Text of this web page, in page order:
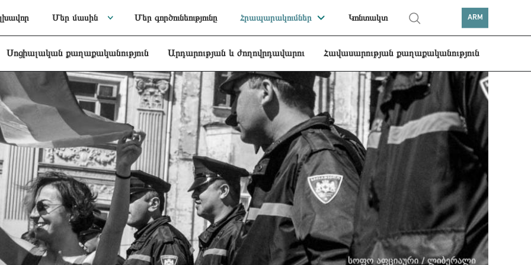
Մեր մասին Մեր գործունեությունը Հրապարակումներ Կոնտակտ ARM
Սոցիալական քաղաքականություն Արդարության և ժողովրդավարու Հավասարության քաղաքականություն